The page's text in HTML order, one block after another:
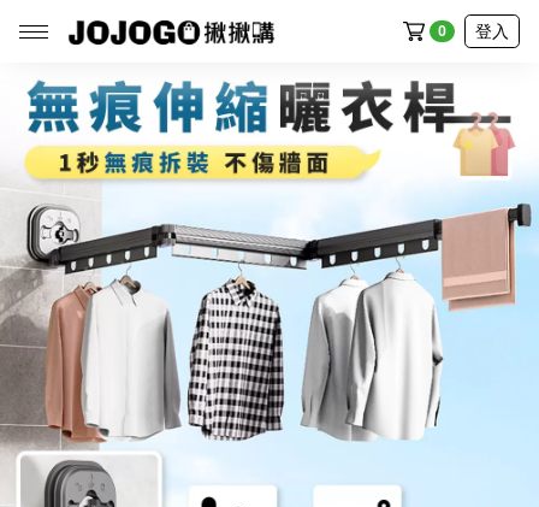
0 登入
全部商品
廚房館
生活館
家電館
清潔館
戶外館
流行館